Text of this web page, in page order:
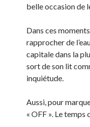
belle occasion de
Dans ces
rapprocher de
capitale dans la
sort de son lit
inquiétude.
Aussi, pour
« OFF ». Le temps